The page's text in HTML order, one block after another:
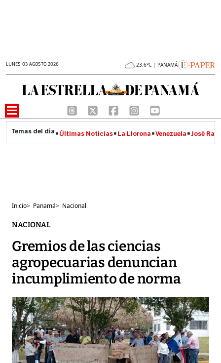
LUNES 03 AGOSTO 2026 23.6°C | PANAMÁ
Últimas Noticias La Llorona Venezuela José
Inicio> Panamá> Nacional
NACIONAL
Gremios de las ciencias
agropecuarias denuncian
incumplimiento de norma